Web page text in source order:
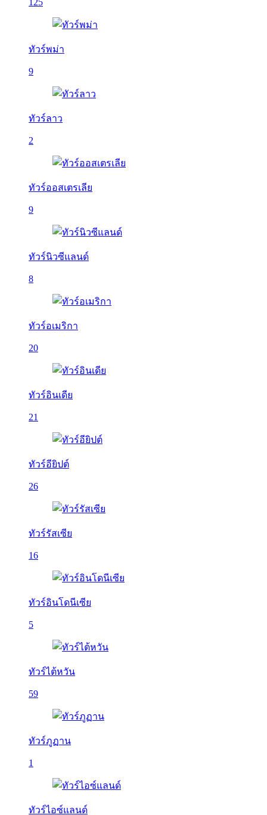
125
ทัวร์พม่า
9
ทัวร์ลาว
2
ทัวร์ออสเตรเลีย
9
ทัวร์นิวซีแลนด์
8
ทัวร์อเมริกา
20
ทัวร์อินเดีย
21
ทัวร์อียิปต์
26
ทัวร์รัสเซีย
16
ทัวร์อินโดนีเซีย
5
ทัวร์ไต้หวัน
59
ทัวร์ภูฏาน
1
ทัวร์ไอซ์แลนด์